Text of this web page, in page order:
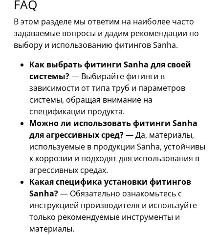
FAQ
В этом разделе мы ответим на наиболее часто
задаваемые вопросы и дадим рекомендации по
выбору и использованию фитингов Sanha.
Как выбрать фитинги Sanha для своей
системы?— Выбирайте фитинги в
зависимости от типа труб и параметров
системы, обращая внимание на
спецификации продукта.
Можно ли использовать фитинги Sanha
для агрессивных сред?— Да, материалы,
используемые в продукции Sanha, устойчивы
к коррозии и подходят для использования в
агрессивных средах.
Какая специфика установки фитингов
Sanha?— Обязательно ознакомьтесь с
инструкцией производителя и используйте
только рекомендуемые инструменты и
материалы.